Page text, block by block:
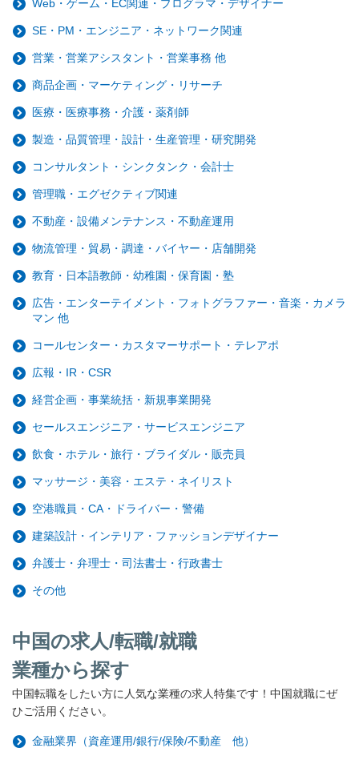
Web・ゲーム・EC関連・プログラマ・デザイナー
SE・PM・エンジニア・ネットワーク関連
営業・営業アシスタント・営業事務 他
商品企画・マーケティング・リサーチ
医療・医療事務・介護・薬剤師
製造・品質管理・設計・生産管理・研究開発
コンサルタント・シンクタンク・会計士
管理職・エグゼクティブ関連
不動産・設備メンテナンス・不動産運用
物流管理・貿易・調達・バイヤー・店舗開発
教育・日本語教師・幼稚園・保育園・塾
広告・エンターテイメント・フォトグラファー・音楽・カメラ
マン 他
コールセンター・カスタマーサポート・テレアポ
広報・IR・CSR
経営企画・事業統括・新規事業開発
セールスエンジニア・サービスエンジニア
飲食・ホテル・旅行・ブライダル・販売員
マッサージ・美容・エステ・ネイリスト
空港職員・CA・ドライバー・警備
建築設計・インテリア・ファッションデザイナー
弁護士・弁理士・司法書士・行政書士
その他
中国の求人/転職/就職
業種から探す
中国転職をしたい方に人気な業種の求人特集です！中国就職にぜ
ひご活用ください。
金融業界（資産運用/銀行/保険/不動産 他）